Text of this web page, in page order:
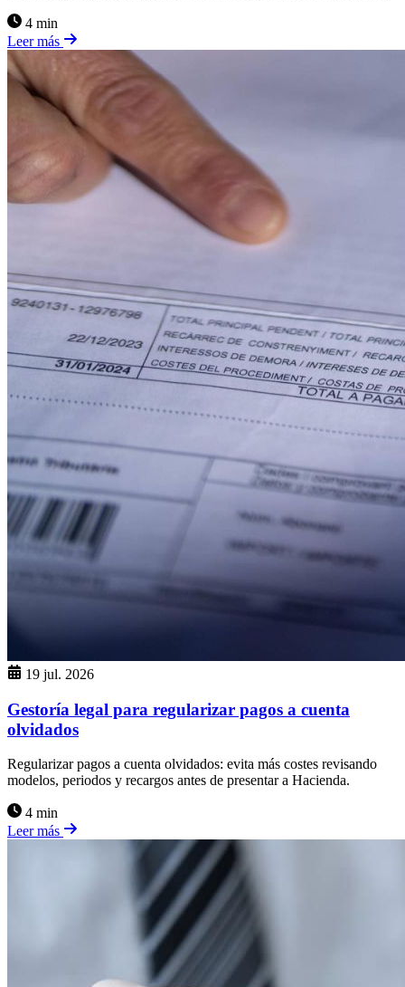
4 min
Leer más
19 jul. 2026
Gestoría legal para regularizar pagos a cuenta
olvidados
Regularizar pagos a cuenta olvidados: evita más costes revisando
modelos, periodos y recargos antes de presentar a Hacienda.
4 min
Leer más